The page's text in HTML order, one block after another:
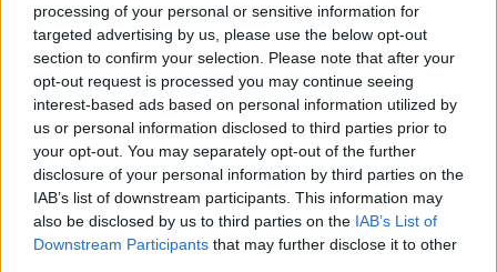
processing of your personal or sensitive information for
targeted advertising by us, please use the below opt-out
section to confirm your selection. Please note that after your
opt-out request is processed you may continue seeing
interest-based ads based on personal information utilized by
us or personal information disclosed to third parties prior to
your opt-out. You may separately opt-out of the further
disclosure of your personal information by third parties on the
IAB’s list of downstream participants. This information may
also be disclosed by us to third parties on the IAB’s List of
Downstream Participants that may further disclose it to other
Shtuarmë30.01.2025 18:52
Tags:
Kapetanoviç , Mal i Zi